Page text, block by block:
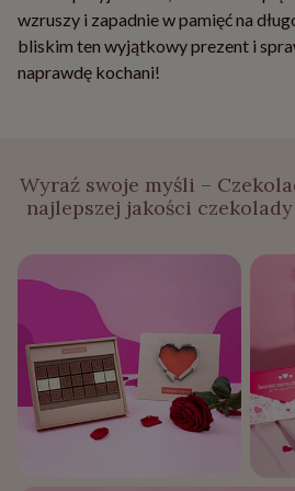
wzruszy i zapadnie w pamięć na
bliskim ten wyjątkowy prezent i
naprawdę kochani!
Wyraź swoje myśli –
najlepszej jakości